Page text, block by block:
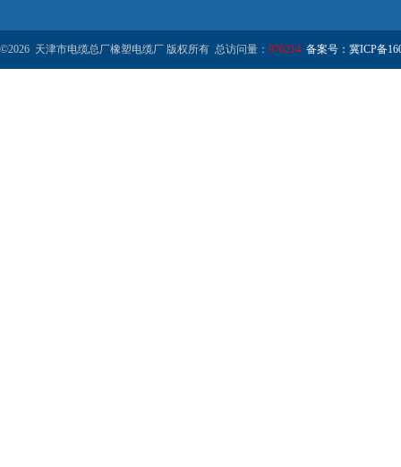
©2026 天津市电缆总厂橡塑电缆厂 版权所有 总访问量： 976214 备案号：冀ICP备